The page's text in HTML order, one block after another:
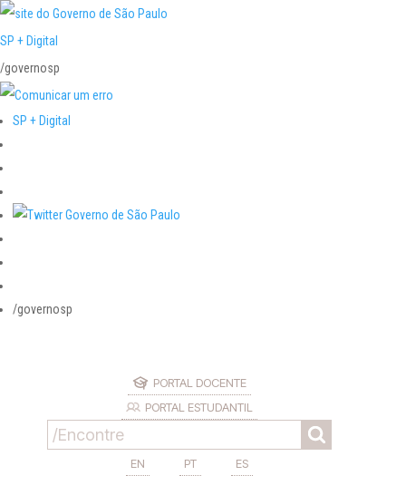
SP + Digital
/governosp
SP + Digital
/governosp
PORTAL DOCENTE
PORTAL ESTUDANTIL
EN PT ES